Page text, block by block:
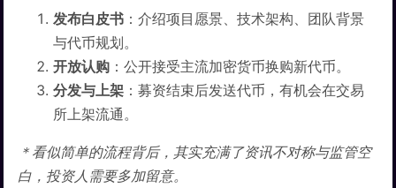
发布白皮书 ：介绍项目愿景、技术架构、团队背景
与代币规划。
开放认购 ：公开接受主流加密货币换购新代币。
分发与上架 ：募资结束后发送代币，有机会在交易
所上架流通。
＊看似简单的流程背后，其实充满了资讯不对称与监管空
白，投资人需要多加留意。